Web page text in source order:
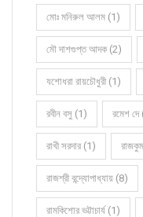
মোঃ মনিরুল আলম (1)
মৌ দাশগুপ্ত আদক (2)
যশোধরা রায়চৌধুরী (1)
রবীন বসু (1) রমেশ
রাখী সরদার (1)
রাজশ্রী বন্দ্যোপাধ্যায় (8)
রামকিশোর ভট্টাচার্য (1)